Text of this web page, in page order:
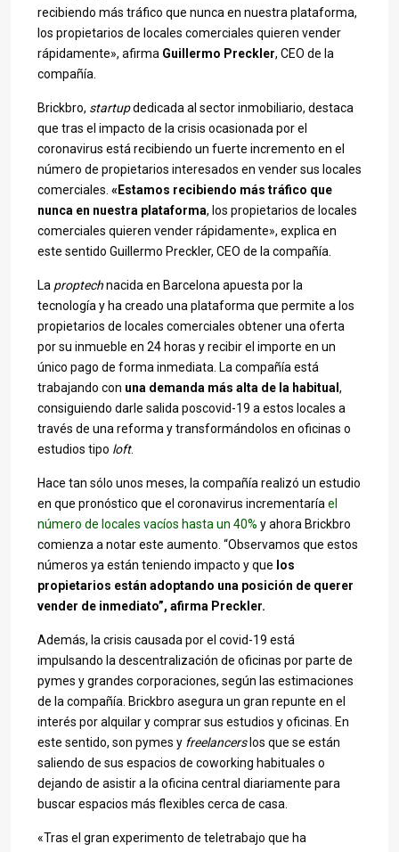
recibiendo más tráfico que nunca en nuestra plataforma,
los propietarios de locales comerciales quieren vender
rápidamente», afirma Guillermo Preckler, CEO de la
compañía.
Brickbro, startupdedicada al sector inmobiliario, destaca
que tras el impacto de la crisis ocasionada por el
coronavirus está recibiendo un fuerte incremento en el
número de propietarios interesados en vender sus locales
comerciales. «Estamos recibiendo más tráfico que
nunca en nuestra plataforma, los propietarios de locales
comerciales quieren vender rápidamente», explica en
este sentido Guillermo Preckler, CEO de la compañía.
La proptechnacida en Barcelona apuesta por la
tecnología y ha creado una plataforma que permite a los
propietarios de locales comerciales obtener una oferta
por su inmueble en 24 horas y recibir el importe en un
único pago de forma inmediata. La compañía está
trabajando con una demanda más alta de la habitual ,
consiguiendo darle salida poscovid-19 a estos locales a
través de una reforma y transformándolos en oficinas o
estudios tipo loft.
Hace tan sólo unos meses, la compañía realizó un estudio
en que pronóstico que el coronavirus incrementaría el
número de locales vacíos hasta un 40% y ahora Brickbro
comienza a notar este aumento. “Observamos que estos
números ya están teniendo impacto y que los
propietarios están adoptando una posición de querer
vender de inmediato”, afirma Preckler.
Además, la crisis causada por el covid-19 está
impulsando la descentralización de oficinas por parte de
pymes y grandes corporaciones, según las estimaciones
de la compañía. Brickbro asegura un gran repunte en el
interés por alquilar y comprar sus estudios y oficinas. En
este sentido, son pymes y freelancers los que se están
saliendo de sus espacios de coworking habituales o
dejando de asistir a la oficina central diariamente para
buscar espacios más flexibles cerca de casa.
«Tras el gran experimento de teletrabajo que ha